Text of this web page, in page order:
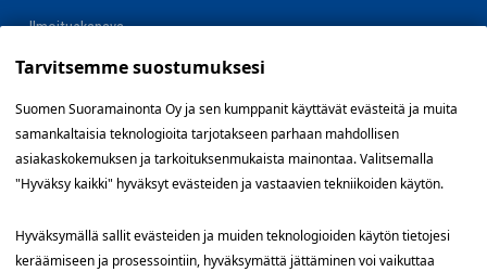
Ilmoituskanava
Evästevalinnat »
Oikopolut
Hae töitä
Tarvitsemme suostumuksesi
Suomen Suoramainonta Oy ja sen kumppanit käyttävät evästeitä ja muita
samankaltaisia teknologioita tarjotakseen parhaan mahdollisen
asiakaskokemuksen ja tarkoituksenmukaista mainontaa. Valitsemalla
"Hyväksy kaikki" hyväksyt evästeiden ja vastaavien tekniikoiden käytön.
Hyväksymällä sallit evästeiden ja muiden teknologioiden käytön tietojesi
keräämiseen ja prosessointiin, hyväksymättä jättäminen voi vaikuttaa